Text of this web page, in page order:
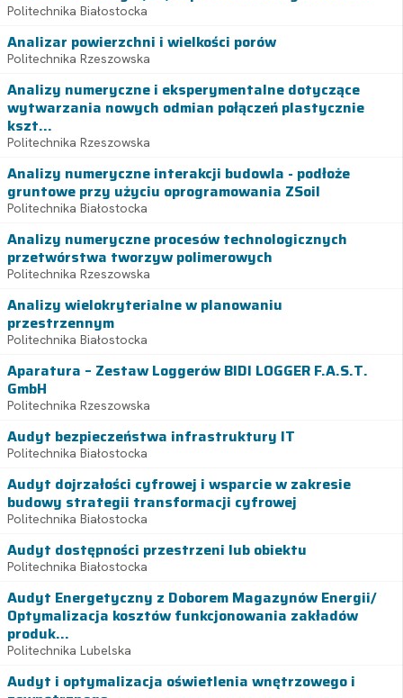
Politechnika Białostocka
Analizar powierzchni i wielkości porów
Politechnika Rzeszowska
Analizy numeryczne i eksperymentalne dotyczące
wytwarzania nowych odmian połączeń plastycznie
kszt...
Politechnika Rzeszowska
Analizy numeryczne interakcji budowla - podłoże
gruntowe przy użyciu oprogramowania ZSoil
Politechnika Białostocka
Analizy numeryczne procesów technologicznych
przetwórstwa tworzyw polimerowych
Politechnika Rzeszowska
Analizy wielokryterialne w planowaniu
przestrzennym
Politechnika Białostocka
Aparatura – Zestaw Loggerów BIDI LOGGER F.A.S.T.
GmbH
Politechnika Rzeszowska
Audyt bezpieczeństwa infrastruktury IT
Politechnika Białostocka
Audyt dojrzałości cyfrowej i wsparcie w zakresie
budowy strategii transformacji cyfrowej
Politechnika Białostocka
Audyt dostępności przestrzeni lub obiektu
Politechnika Białostocka
Audyt Energetyczny z Doborem Magazynów Energii/
Optymalizacja kosztów funkcjonowania zakładów
produk...
Politechnika Lubelska
Audyt i optymalizacja oświetlenia wnętrzowego i